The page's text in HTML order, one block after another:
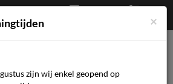
€0,00
Afrekenen
Mijn account
×
zijn wij enkel geopend op